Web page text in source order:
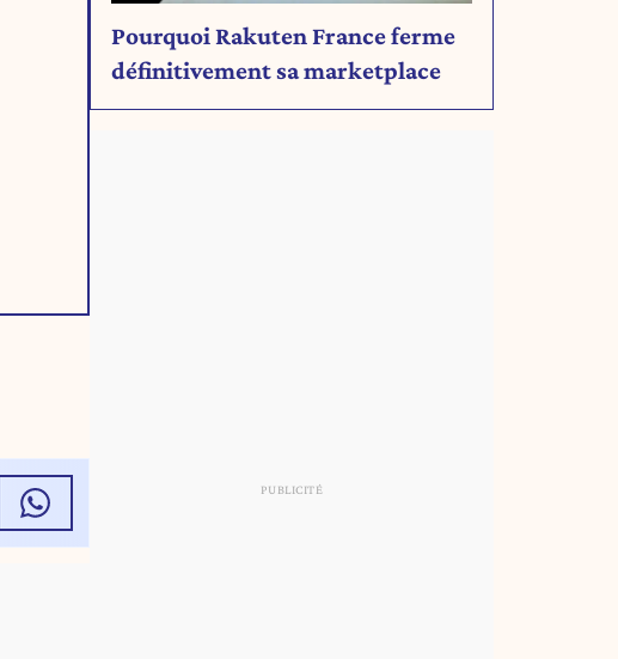
Pourquoi Rakuten France ferme
définitivement sa marketplace